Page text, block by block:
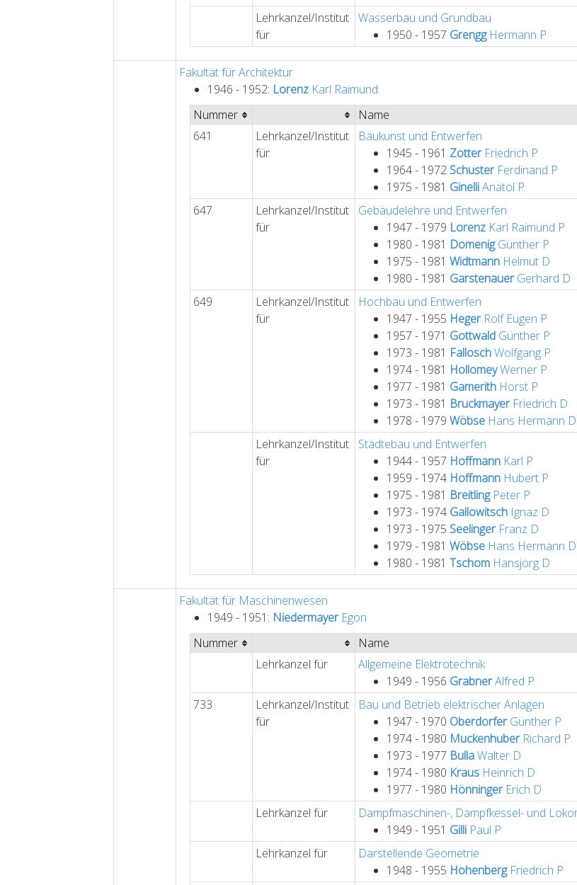
Lehrkanzel/Institut
für
Wasserbau und Grundbau
1950 - 1957 GrenggHermann P
Fakultät für Architektur
1946 - 1952: Lorenz Karl Raimund
Nummer
Name
641
Lehrkanzel/Institut
für
Baukunst und Entwerfen
1945 - 1961 ZotterFriedrich P
1964 - 1972 SchusterFerdinand P
1975 - 1981 GinelliAnatol P
647
Lehrkanzel/Institut
für
Gebäudelehre und Entwerfen
1947 - 1979 Lorenz Karl Raimund P
1980 - 1981 DomenigGünther P
1975 - 1981 Widtmann Helmut D
1980 - 1981 GarstenauerGerhard D
649
Lehrkanzel/Institut
für
Hochbau und Entwerfen
1947 - 1955 HegerRolf Eugen P
1957 - 1971 Gottwald Günther P
1973 - 1981 FalloschWolfgang P
1974 - 1981 HollomeyWerner P
1977 - 1981 Gamerith Horst P
1973 - 1981 BruckmayerFriedrich D
1978 - 1979 Wöbse Hans Hermann D
Lehrkanzel/Institut
für
Städtebau und Entwerfen
1944 - 1957 Hoffmann Karl P
1959 - 1974 Hoffmann Hubert P
1975 - 1981 BreitlingPeter P
1973 - 1974 Gallowitsch Ignaz D
1973 - 1975 SeelingerFranz D
1979 - 1981 Wöbse Hans Hermann D
1980 - 1981 Tschom Hansjörg D
Fakultät für Maschinenwesen
1949 - 1951: NiedermayerEgon
Nummer
Name
Lehrkanzel für
Allgemeine Elektrotechnik
1949 - 1956 GrabnerAlfred P
733
Lehrkanzel/Institut
für
Bau und Betrieb elektrischer Anlagen
1947 - 1970 OberdorferGünther P
1974 - 1980 MuckenhuberRichard P
1973 - 1977 BullaWalter D
1974 - 1980 Kraus Heinrich D
1977 - 1980 HönningerErich D
Lehrkanzel für
Dampfmaschinen-, Dampfkessel- und
1949 - 1951 Gilli Paul P
Lehrkanzel für
Darstellende Geometrie
1948 - 1955 HohenbergFriedrich P